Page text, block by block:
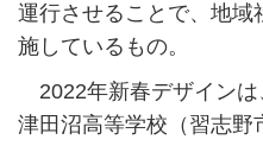
運行させることで、地域
施しているもの。
2022年新春デザインは
津田沼高等学校（習志野